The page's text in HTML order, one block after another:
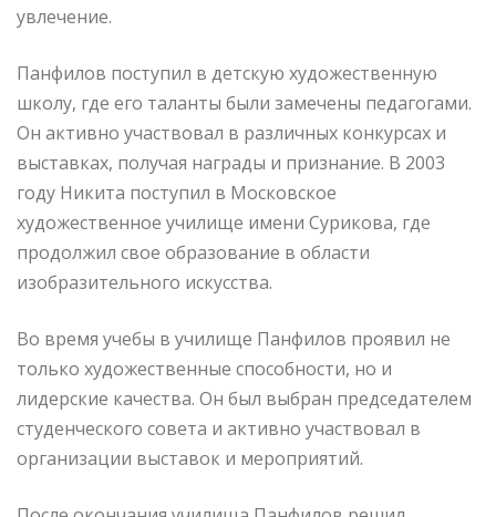
увлечение.
Панфилов поступил в детскую художественную
школу, где его таланты были замечены педагогами.
Он активно участвовал в различных конкурсах и
выставках, получая награды и признание. В 2003
году Никита поступил в Московское
художественное училище имени Сурикова, где
продолжил свое образование в области
изобразительного искусства.
Во время учебы в училище Панфилов проявил не
только художественные способности, но и
лидерские качества. Он был выбран председателем
студенческого совета и активно участвовал в
организации выставок и мероприятий.